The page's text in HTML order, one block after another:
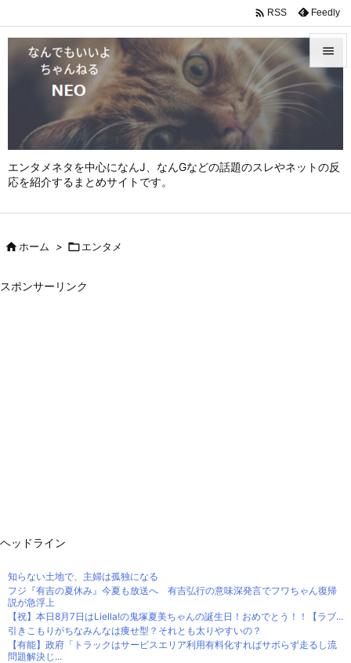
エンタメネタを中心になんJ、なんGなどの話題のスレやネットの反
応を紹介するまとめサイトです。



 RSS Feedly
ホーム > エンタメ
スポンサーリンク
ヘッドライン
知らない土地で、主婦は孤独になる
フジ『有吉の夏休み』今夏も放送へ 有吉弘行の意味深発言でフワちゃん復帰
説が急浮上
【祝】本日8月7日はLiella!の鬼塚夏美ちゃんの誕生日！おめでとう！！【ラブ...
引きこもりがちなみんなは痩せ型？それとも太りやすいの？
【有能】政府「トラックはサービスエリア利用有料化すればサボらず走るし流
問題解決じ...